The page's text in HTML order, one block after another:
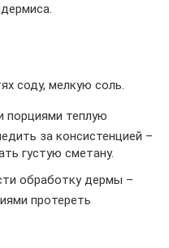
соду, мелкую соль.
порциями теплую
за консистенцией –
густую сметану.
обработку дермы –
протереть